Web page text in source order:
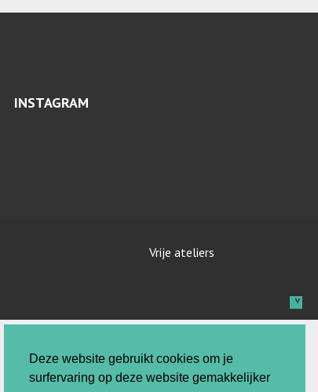
Deze website gebruikt cookies om je
surfervaring op deze website gemakkelijker
INSTAGRAM
Vrije ateliers